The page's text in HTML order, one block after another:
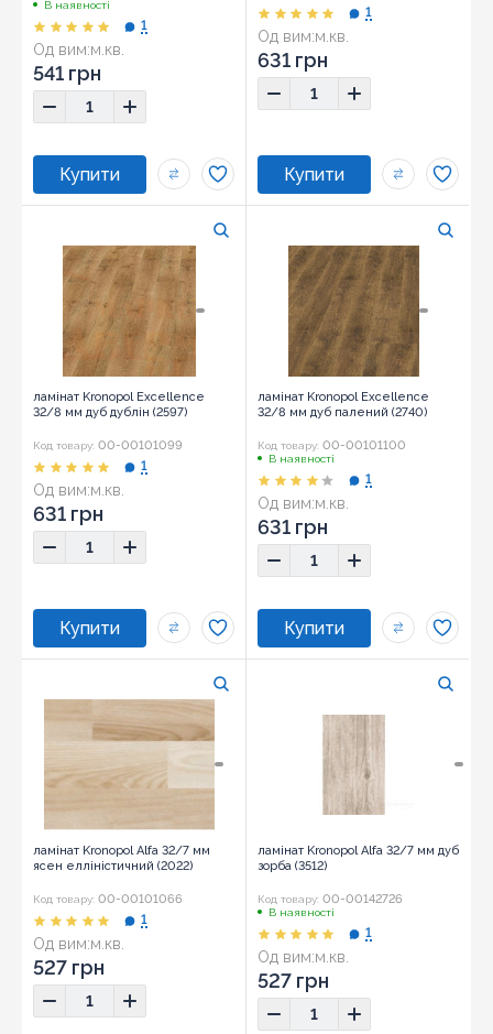
В наявності
Од вим:м.кв.
1
541 грн
Од вим:м.кв.
1
631 грн
ламінат Kronopol Excellence
32/8 мм дуб дублін (2597)
Код товару: 00-00101099
Од вим:м.кв.
1
631 грн
ламінат Kronopol Excellence
32/8 мм дуб палений (2740)
Код товару: 00-00101100
В наявності
Од вим:м.кв.
1
631 грн
ламінат Kronopol Alfa 32/7 мм
ясен елліністичний (2022)
Код товару: 00-00101066
Од вим:м.кв.
1
527 грн
ламінат Kronopol Alfa 32/7 мм дуб
зорба (3512)
Код товару: 00-00142726
В наявності
Од вим:м.кв.
1
527 грн